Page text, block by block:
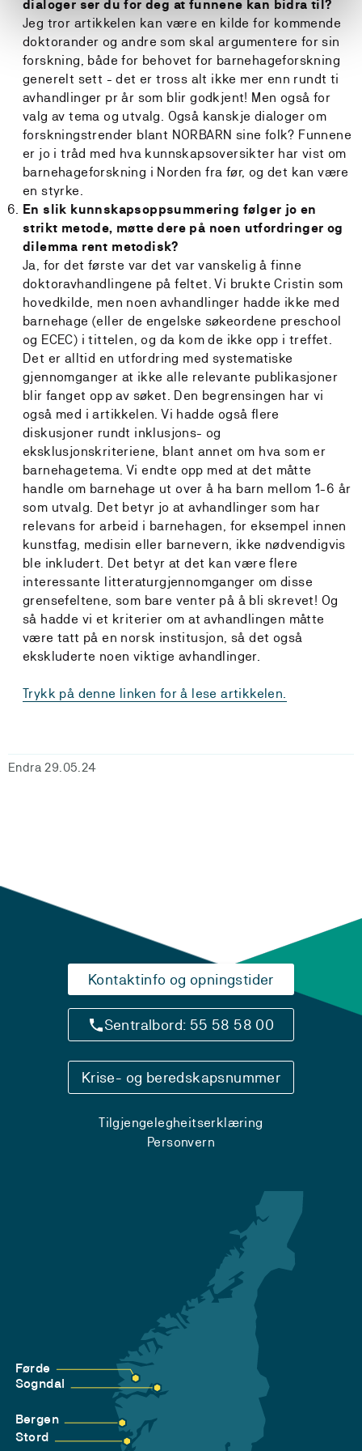
dialoger ser du for deg at funnene kan bidra til?
Jeg tror artikkelen kan være en kilde for kommende
doktorander og andre som skal argumentere for sin
forskning, både for behovet for barnehageforskning
generelt sett - det er tross alt ikke mer enn rundt ti
avhandlinger pr år som blir godkjent! Men også for
valg av tema og utvalg. Også kanskje dialoger om
forskningstrender blant NORBARN sine folk? Funnene
er jo i tråd med hva kunnskapsoversikter har vist om
barnehageforskning i Norden fra før, og det kan være
en styrke.
En slik kunnskapsoppsummering følger jo en
strikt metode, møtte dere på noen utfordringer og
dilemma rent metodisk?
Ja, for det første var det var vanskelig å finne
doktoravhandlingene på feltet. Vi brukte Cristin som
hovedkilde, men noen avhandlinger hadde ikke med
barnehage (eller de engelske søkeordene preschool
og ECEC) i tittelen, og da kom de ikke opp i treffet.
Det er alltid en utfordring med systematiske
gjennomganger at ikke alle relevante publikasjoner
blir fanget opp av søket. Den begrensingen har vi
også med i artikkelen. Vi hadde også flere
diskusjoner rundt inklusjons- og
eksklusjonskriteriene, blant annet om hva som er
barnehagetema. Vi endte opp med at det måtte
handle om barnehage ut over å ha barn mellom 1-6 år
som utvalg. Det betyr jo at avhandlinger som har
relevans for arbeid i barnehagen, for eksempel innen
kunstfag, medisin eller barnevern, ikke nødvendigvis
ble inkludert. Det betyr at det kan være flere
interessante litteraturgjennomganger om disse
grensefeltene, som bare venter på å bli skrevet! Og
så hadde vi et kriterier om at avhandlingen måtte
være tatt på en norsk institusjon, så det også
ekskluderte noen viktige avhandlinger.
Trykk på denne linken for å lese artikkelen.
Endra 29.05.24
Kontaktinfo og opningstider
Sentralbord: 55 58 58 00
Krise- og beredskapsnummer
Tilgjengelegheitserklæring
Personvern
Førde
Sogndal
Bergen
Stord